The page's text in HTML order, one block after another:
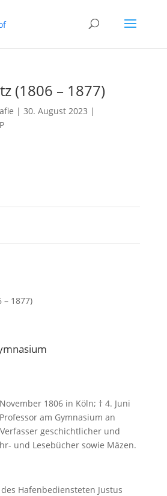
(1806 – 1877)
| 30. August 2023 |
– 1877)
1806 in Köln; † 4. Juni
am Gymnasium an
geschichtlicher und
und Lesebücher sowie Mäzen.
Hafenbediensteten Justus